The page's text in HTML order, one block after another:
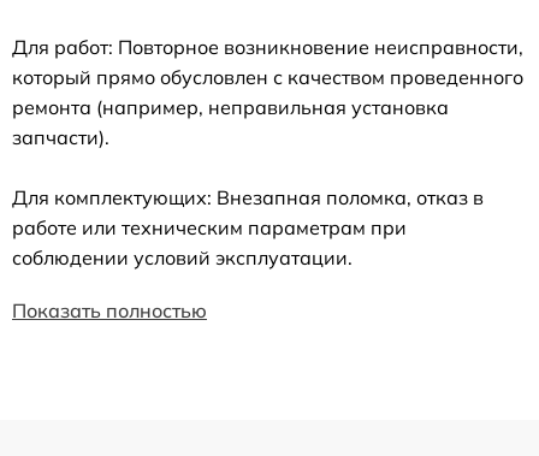
Для работ: Повторное возникновение неисправности,
который прямо обусловлен с качеством проведенного
ремонта (например, неправильная установка
запчасти).
Для комплектующих: Внезапная поломка, отказ в
работе или техническим параметрам при
соблюдении условий эксплуатации.
Показать полностью